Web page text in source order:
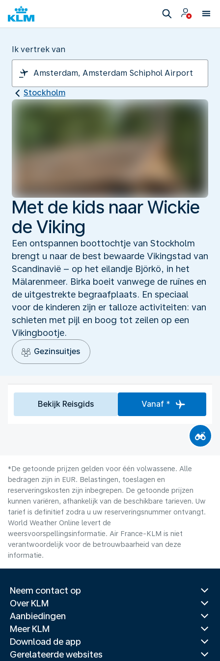
Ik vertrek van
Stockholm
Met de kids naar Wickie
de Viking
Een ontspannen boottochtje van Stockholm
brengt u naar de best bewaarde Vikingstad van
Scandinavië – op het eilandje Björkö, in het
Mälarenmeer. Birka boeit vanwege de ruïnes en
de uitgestrekte begraafplaats. En speciaal
voor de kinderen zijn er talloze activiteiten: van
schieten met pijl en boog tot zeilen op een
Vikingbootje.
Gezinsuitjes
Bekijk Reisgids Vanaf *
*De getoonde prijzen gelden voor één volwassene. Alle
bedragen zijn in EUR. Belastingen, toeslagen en
reserveringskosten zijn inbegrepen. De getoonde prijzen
kunnen variëren, afhankelijk van de beschikbare tarieven. Uw
tarief is definitief zodra u uw reserveringsnummer ontvangt.
World Weather Online levert de
weersvoorspellingsinformatie. Air France-KLM is niet
verantwoordelijk voor de betrouwbaarheid van deze
informatie.
Neem contact op
Over KLM
Aanbiedingen
Meer KLM
Download de app
Gerelateerde websites